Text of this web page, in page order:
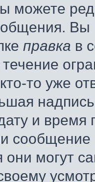
можете
Вы
правка в
течение
то уже
и
они могут